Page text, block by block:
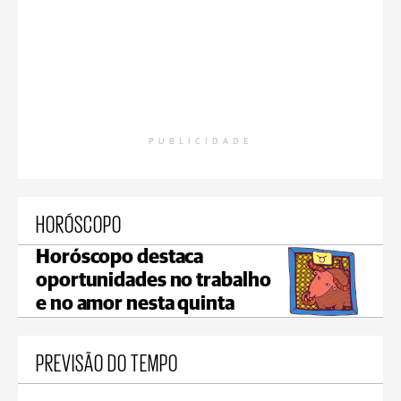
PUBLICIDADE
HORÓSCOPO
Horóscopo destaca
oportunidades no trabalho
e no amor nesta quinta
PREVISÃO DO TEMPO